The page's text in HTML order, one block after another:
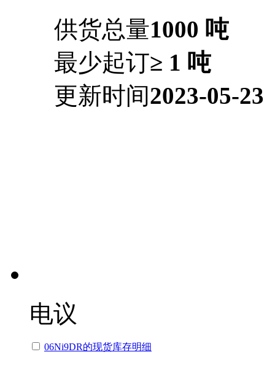
供货总量1000 吨
最少起订≥ 1 吨
更新时间2023-05-23
电议
06Ni9DR的现货库存明细